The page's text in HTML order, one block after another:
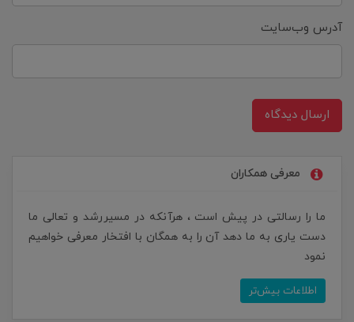
آدرس وب‌سایت
ارسال دیدگاه
معرفی همکاران
ما را رسالتی در پیش است ، هرآنکه در مسیررشد و تعالی ما
دست یاری به ما دهد آن را به همگان با افتخار معرفی خواهیم
نمود
اطلاعات بیش‌تر